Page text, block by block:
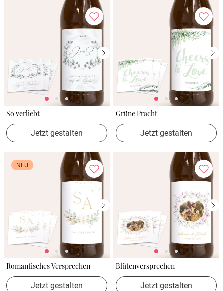
So verliebt
Jetzt gestalten
Grüne Pracht
Jetzt gestalten
NEU
Romantisches Versprechen
Jetzt gestalten
Blütenversprechen
Jetzt gestalten